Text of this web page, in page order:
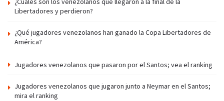
Libertadores y perdieron?
¿Qué jugadores venezolanos han ganado la Copa Libertadores de
América?
Jugadores venezolanos que pasaron por el Santos; vea el ranking
Jugadores venezolanos que jugaron junto a Neymar en el Santos;
mira el ranking